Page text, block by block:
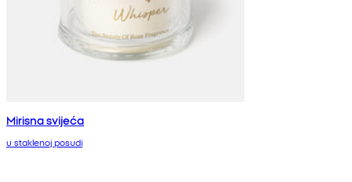
Mirisna svijeća
u staklenoj posudi